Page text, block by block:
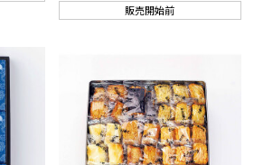
販売開始前